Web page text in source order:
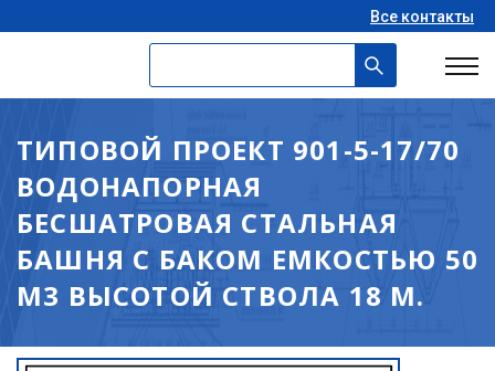
Все контакты
ТИПОВОЙ ПРОЕКТ 901-5-17/70
ВОДОНАПОРНАЯ
БЕСШАТРОВАЯ СТАЛЬНАЯ
БАШНЯ С БАКОМ ЕМКОСТЬЮ 50
М3 ВЫСОТОЙ СТВОЛА 18 М.